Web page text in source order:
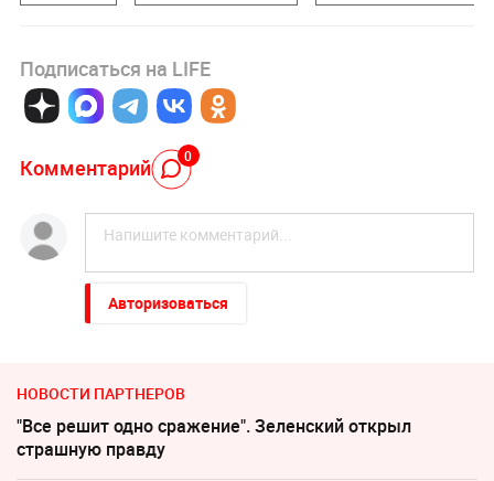
Подписаться на LIFE
Комментарий 0
Авторизоваться
НОВОСТИ ПАРТНЕРОВ
"Все решит одно сражение". Зеленский открыл
страшную правду